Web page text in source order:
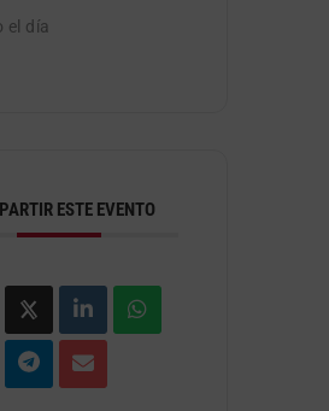
el día
ESTE EVENTO